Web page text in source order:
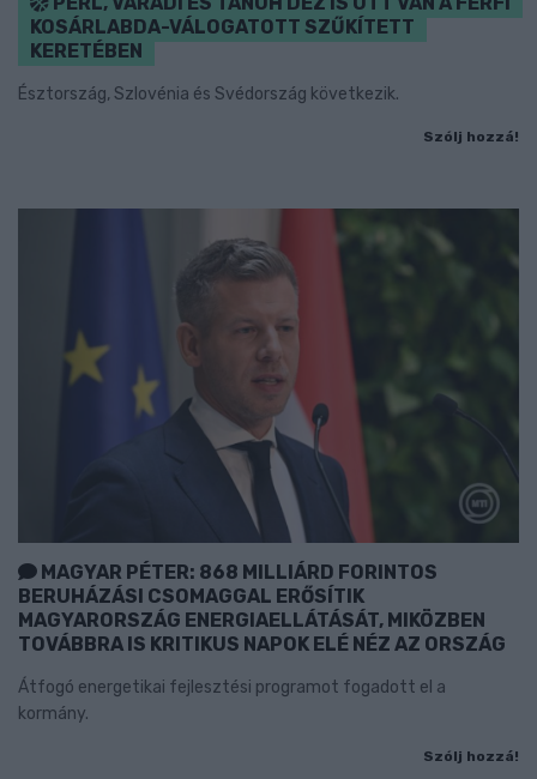
KOSÁRLABDA-VÁLOGATOTT SZŰKÍTETT
KERETÉBEN
Észtország, Szlovénia és Svédország következik.
Szólj hozzá!
MAGYAR PÉTER: 868 MILLIÁRD FORINTOS
BERUHÁZÁSI CSOMAGGAL ERŐSÍTIK
MAGYARORSZÁG ENERGIAELLÁTÁSÁT, MIKÖZBEN
TOVÁBBRA IS KRITIKUS NAPOK ELÉ NÉZ AZ ORSZÁG
Átfogó energetikai fejlesztési programot fogadott el a
kormány.
Szólj hozzá!